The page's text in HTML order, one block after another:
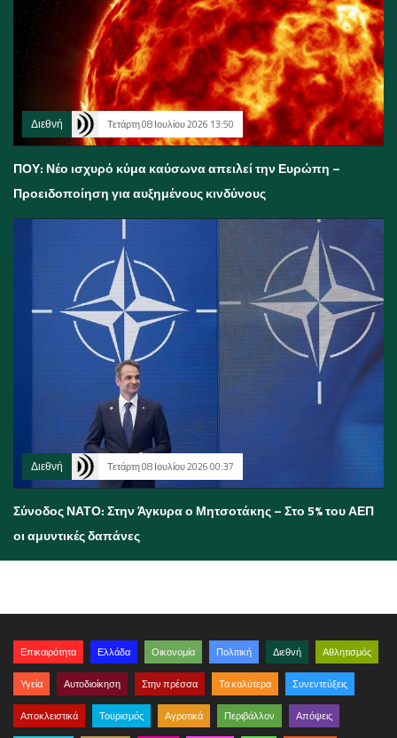
Διεθνή Τετάρτη 08 Ιουλίου 2026 13:50
ΠΟΥ: Νέο ισχυρό κύμα καύσωνα απειλεί την Ευρώπη –
Προειδοποίηση για αυξημένους κινδύνους
Διεθνή Τετάρτη 08 Ιουλίου 2026 00:37
Σύνοδος ΝΑΤΟ: Στην Άγκυρα ο Μητσοτάκης – Στο 5% του ΑΕΠ
οι αμυντικές δαπάνες
Επικαιρότητα Ελλάδα Οικονομία Πολιτική Διεθνή Αθλητισμός
Υγεία Αυτοδιοίκηση Στην πρέσσα Τα καλύτερα Συνεντεύξεις
Αποκλειστικά Τουρισμός Αγροτικά Περιβάλλον Απόψεις